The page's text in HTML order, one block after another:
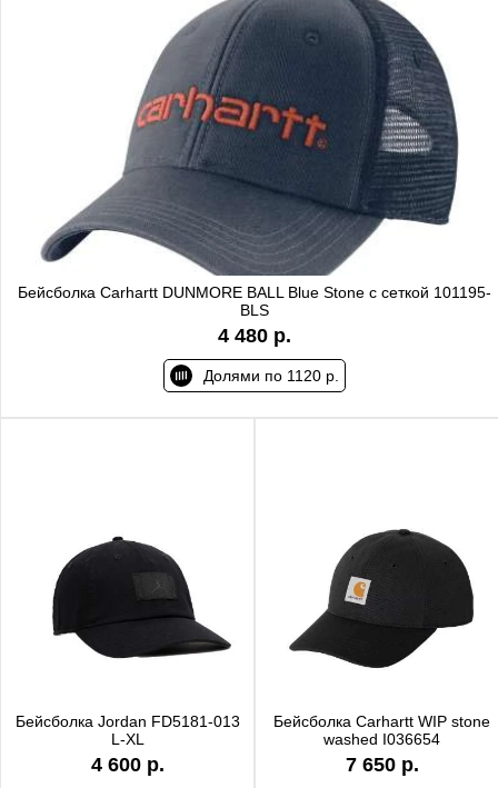
Бейсболка Carhartt DUNMORE BALL Blue Stone с сеткой 101195-
BLS
4 480 р.
Долями по 1120 р.
Бейсболка Jordan FD5181-013
L-XL
4 600 р.
Бейсболка Carhartt WIP stone
washed I036654
7 650 р.